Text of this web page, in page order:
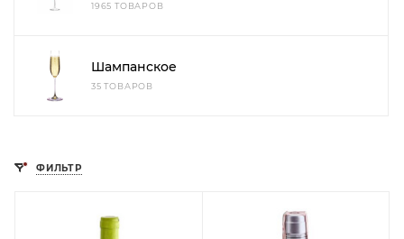
1965 ТОВАРОВ
Шампанское
35 ТОВАРОВ
ФИЛЬТР